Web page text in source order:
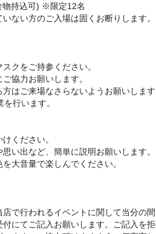
物持込可) ※限定12名
ない方のご入場は固くお断りします。
クをご持参ください。
協力お願いします。
はご来場なさらないようお願いします
行います。
ください。
い出など、簡単に説明お願いします。
大音量で楽しんでください。
で行われるイベントに関して当分の間
付にてご記入お願いします。ご記入を